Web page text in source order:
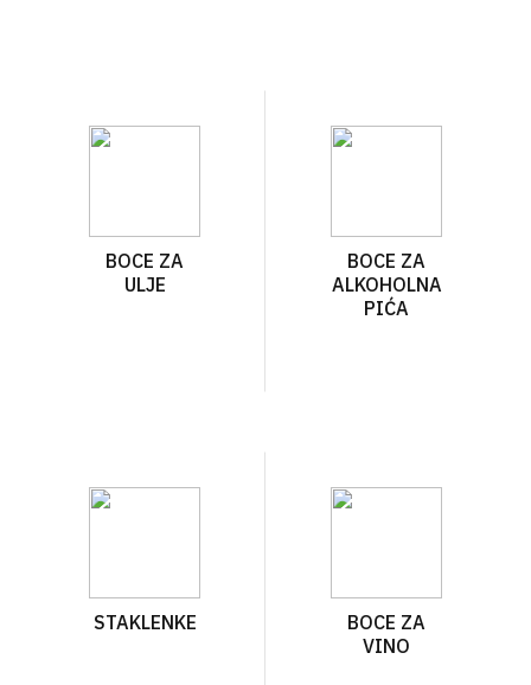
BOCE ZA
ULJE
BOCE ZA
ALKOHOLNA
PIĆA
STAKLENKE
BOCE ZA
VINO